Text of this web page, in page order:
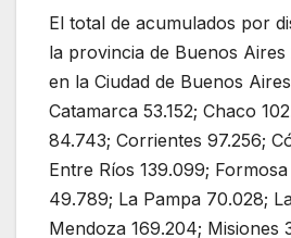
El total de acumulados por
la provincia de Buenos Aires
en la Ciudad de Buenos
Catamarca 53.152; Chaco
84.743; Corrientes 97.256;
Entre Ríos 139.099;
49.789; La Pampa 70.028;
Mendoza 169.204; Misiones